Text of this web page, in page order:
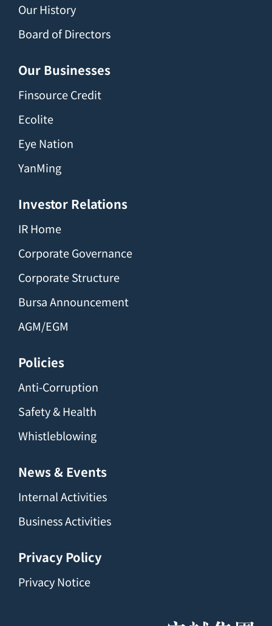
Our History
Board of Directors
Our Businesses
Finsource Credit
Ecolite
Eye Nation
YanMing
Investor Relations
IR Home
Corporate Governance
Corporate Structure
Bursa Announcement
AGM/EGM
Policies
Anti-Corruption
Safety & Health
Whistleblowing
News & Events
Internal Activities
Business Activities
Privacy Policy
Privacy Notice